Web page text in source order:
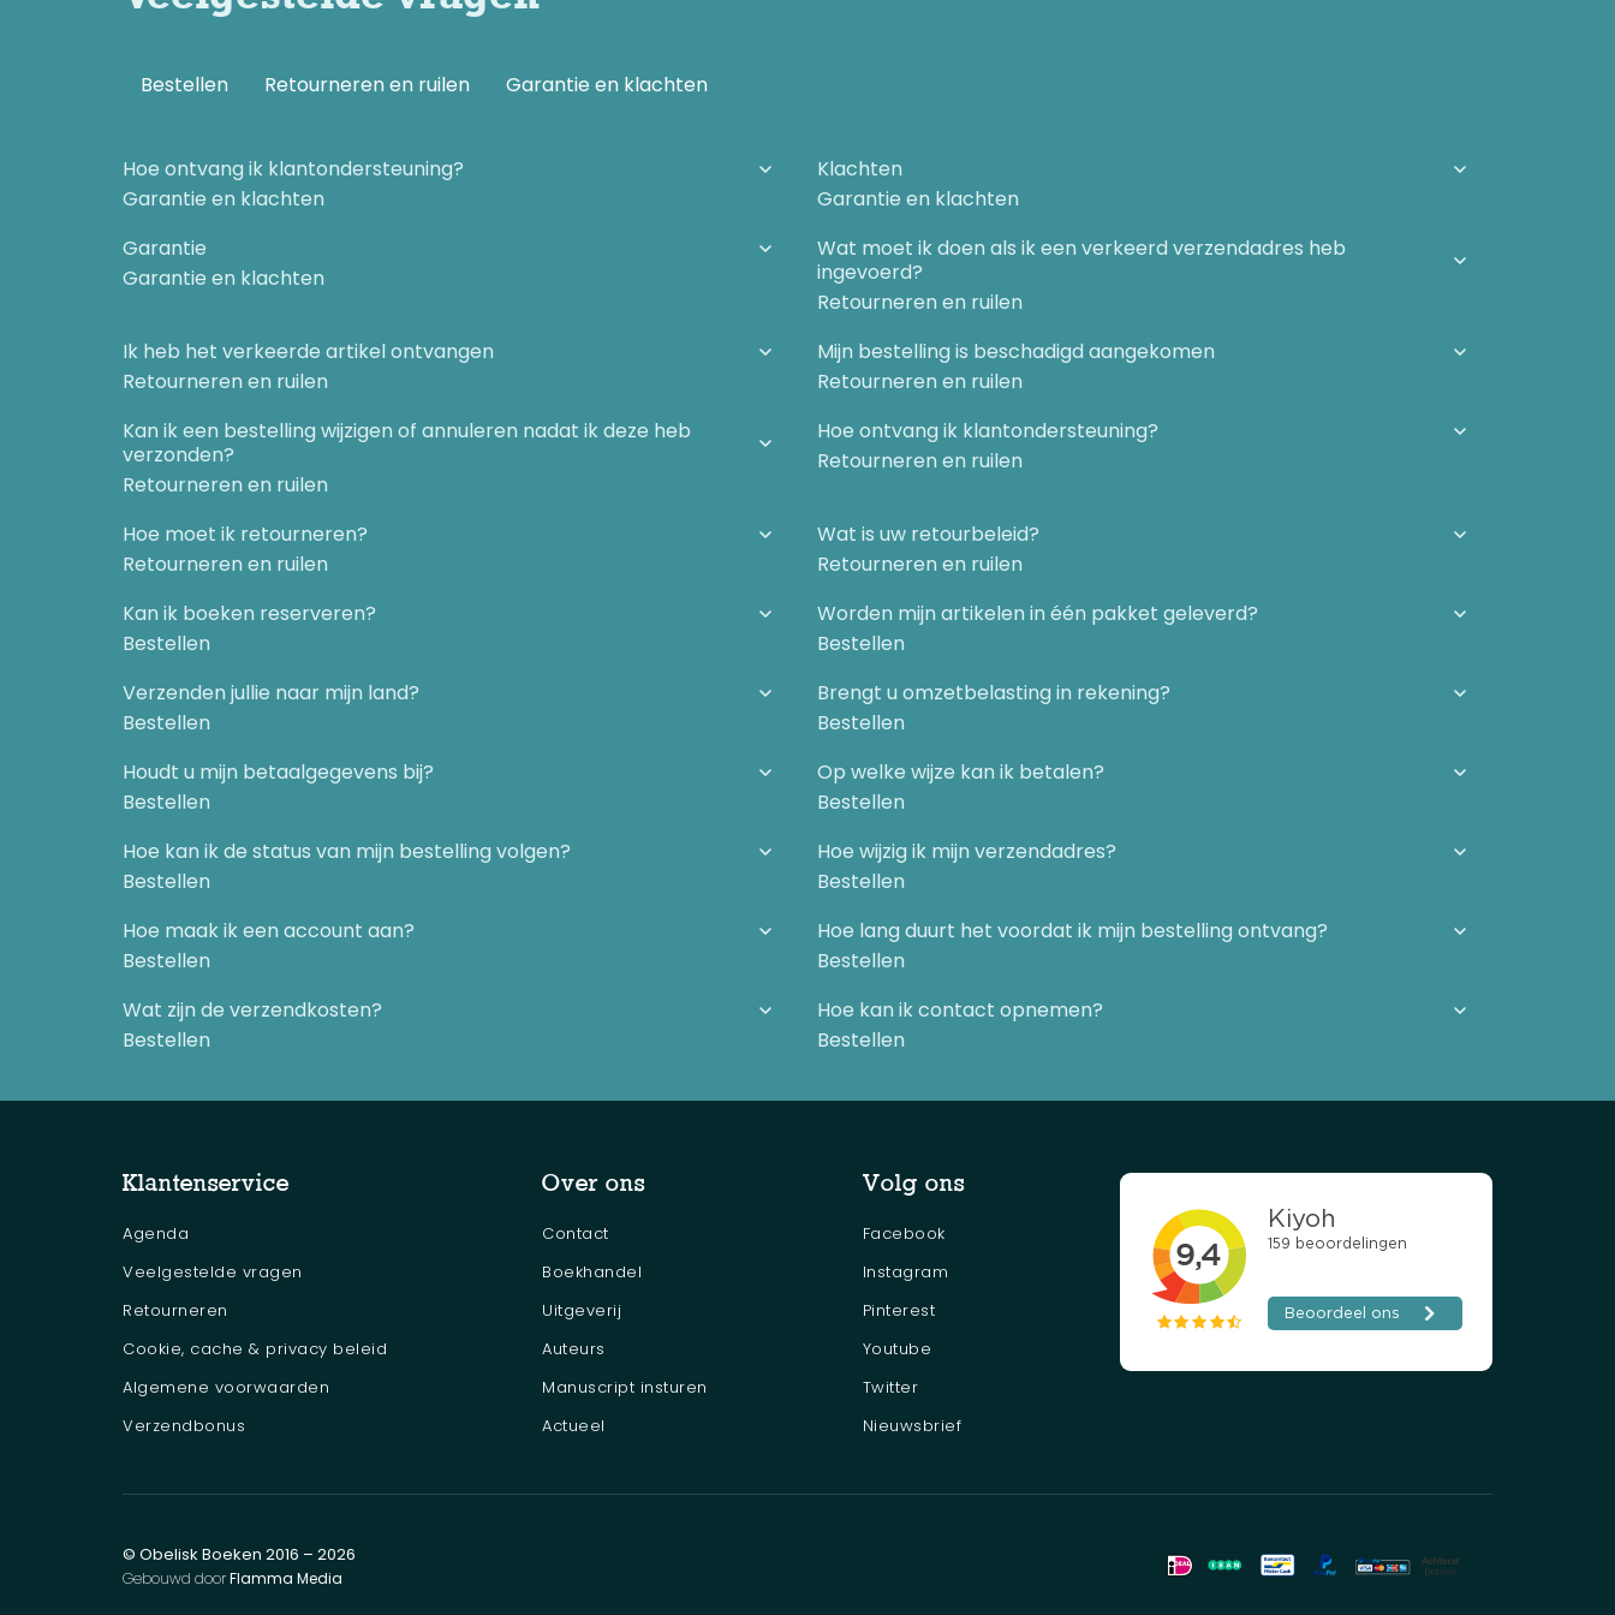
Bestellen Retourneren en ruilen Garantie en klachten
Hoe ontvang ik klantondersteuning?
Garantie en klachten
Klachten
Garantie en klachten
Garantie
Garantie en klachten
Wat moet ik doen als ik een verkeerd verzendadres heb
ingevoerd?
Retourneren en ruilen
Ik heb het verkeerde artikel ontvangen
Retourneren en ruilen
Mijn bestelling is beschadigd aangekomen
Retourneren en ruilen
Kan ik een bestelling wijzigen of annuleren nadat ik deze heb
verzonden?
Retourneren en ruilen
Hoe ontvang ik klantondersteuning?
Retourneren en ruilen
Hoe moet ik retourneren?
Retourneren en ruilen
Wat is uw retourbeleid?
Retourneren en ruilen
Kan ik boeken reserveren?
Bestellen
Worden mijn artikelen in één pakket geleverd?
Bestellen
Verzenden jullie naar mijn land?
Bestellen
Brengt u omzetbelasting in rekening?
Bestellen
Houdt u mijn betaalgegevens bij?
Bestellen
Op welke wijze kan ik betalen?
Bestellen
Hoe kan ik de status van mijn bestelling volgen?
Bestellen
Hoe wijzig ik mijn verzendadres?
Bestellen
Hoe maak ik een account aan?
Bestellen
Hoe lang duurt het voordat ik mijn bestelling ontvang?
Bestellen
Wat zijn de verzendkosten?
Bestellen
Hoe kan ik contact opnemen?
Bestellen
Klantenservice
Agenda
Veelgestelde vragen
Retourneren
Cookie, cache & privacy beleid
Algemene voorwaarden
Verzendbonus
Over ons
Contact
Boekhandel
Uitgeverij
Auteurs
Manuscript insturen
Actueel
Volg ons
Facebook
Instagram
Pinterest
Youtube
Twitter
Nieuwsbrief
© Obelisk Boeken 2016 – 2026
Gebouwd doorFlamma Media